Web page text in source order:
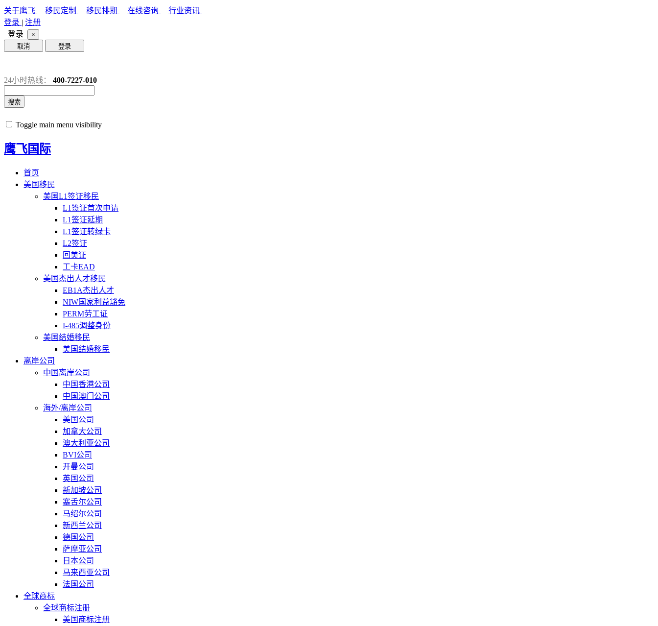
关于鹰飞 移民定制 移民排期 在线咨询
行业资讯
登录 | 注册
登录
×
取消
登录
24小时热线： 400-7227-010
搜索
Toggle main menu visibility
鹰飞国际
首页
美国移民
美国L1签证移民
L1签证首次申请
L1签证延期
L1签证转绿卡
L2签证
回美证
工卡EAD
美国杰出人才移民
EB1A杰出人才
NIW国家利益豁免
PERM劳工证
I-485调整身份
美国结婚移民
美国结婚移民
离岸公司
中国离岸公司
中国香港公司
中国澳门公司
海外/离岸公司
美国公司
加拿大公司
澳大利亚公司
BVI公司
开曼公司
英国公司
新加坡公司
塞舌尔公司
马绍尔公司
新西兰公司
德国公司
萨摩亚公司
日本公司
马来西亚公司
法国公司
全球商标
全球商标注册
美国商标注册